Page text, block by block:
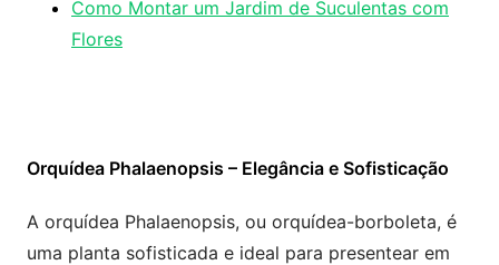
Como Montar um Jardim de Suculentas com
Flores
Orquídea Phalaenopsis – Elegância e Sofisticação
A orquídea Phalaenopsis, ou orquídea-borboleta, é
uma planta sofisticada e ideal para presentear em